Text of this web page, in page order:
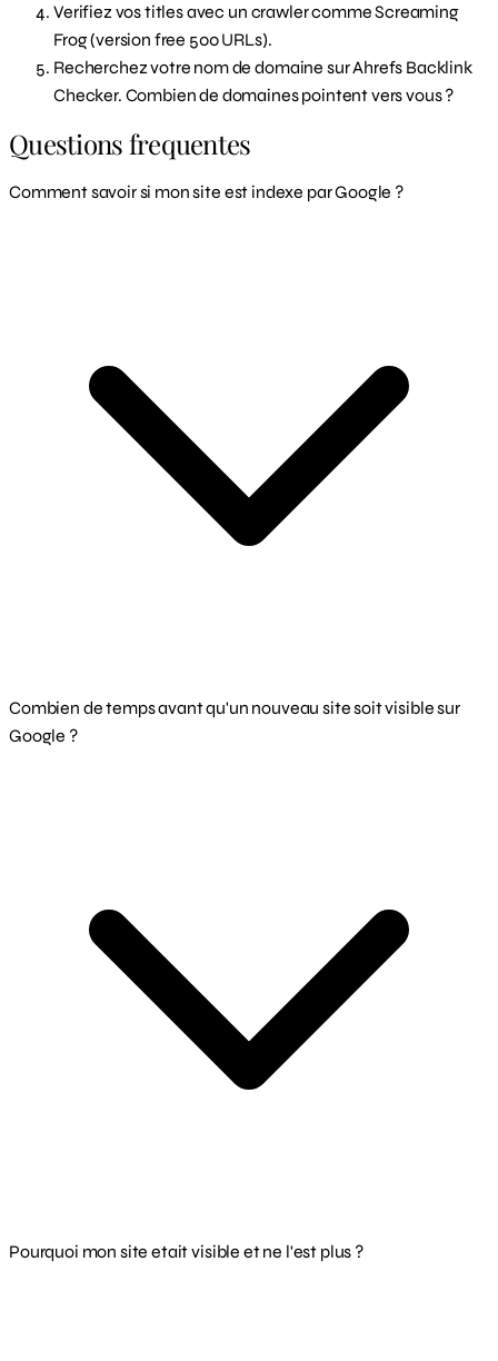
Verifiez vos titles avec un crawler comme Screaming
Frog (version free 500 URLs).
Recherchez votre nom de domaine sur Ahrefs Backlink
Checker. Combien de domaines pointent vers vous ?
Questions frequentes
Comment savoir si mon site est indexe par Google ?
Combien de temps avant qu'un nouveau site soit visible sur
Google ?
Pourquoi mon site etait visible et ne l'est plus ?